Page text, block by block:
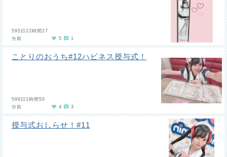
595日22時間27
分前
5 1
ことりのおうち#12ハピネス授与式！
599日1時間50
分前
4 3
授与式おしらせ！#11